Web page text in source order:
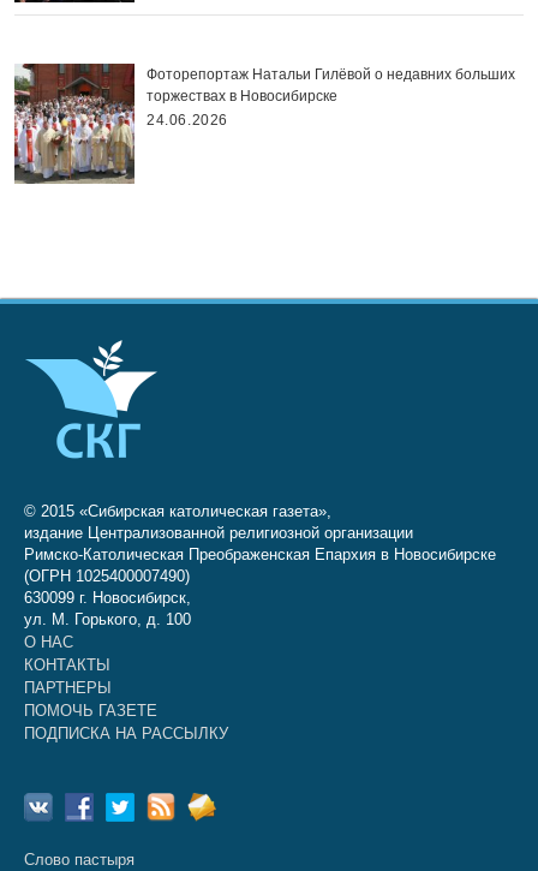
Фоторепортаж Натальи Гилёвой о недавних больших
торжествах в Новосибирске
24.06.2026
© 2015 «Сибирская католическая газета»,
издание Централизованной религиозной организации
Римско-Католическая Преображенская Епархия в Новосибирске
(ОГРН 1025400007490)
630099 г. Новосибирск,
ул. М. Горького, д. 100
О НАС
КОНТАКТЫ
ПАРТНЕРЫ
ПОМОЧЬ ГАЗЕТЕ
ПОДПИСКА НА РАССЫЛКУ
Слово пастыря